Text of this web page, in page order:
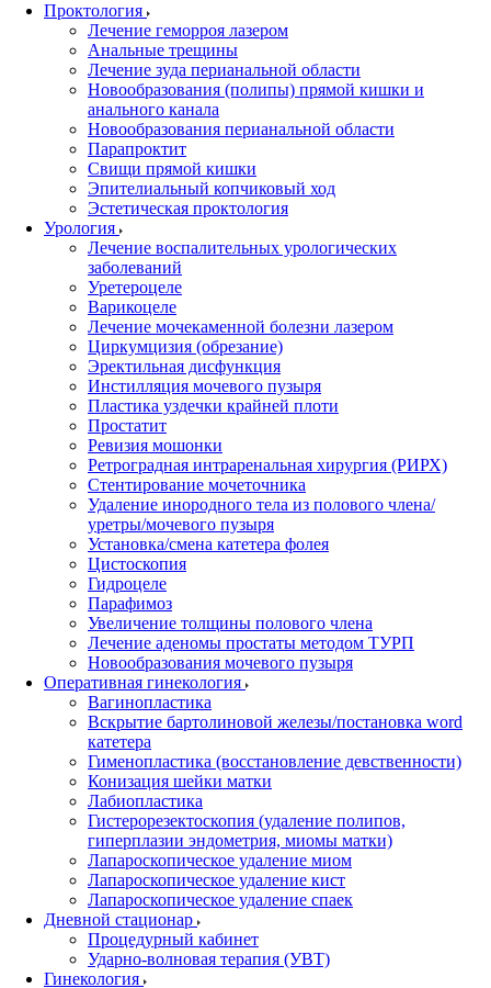
Проктология
Лечение геморроя лазером
Анальные трещины
Лечение зуда перианальной области
Новообразования (полипы) прямой кишки и
анального канала
Новообразования перианальной области
Парапроктит
Свищи прямой кишки
Эпителиальный копчиковый ход
Эстетическая проктология
Урология
Лечение воспалительных урологических
заболеваний
Уретероцеле
Варикоцеле
Лечение мочекаменной болезни лазером
Циркумцизия (обрезание)
Эректильная дисфункция
Инстилляция мочевого пузыря
Пластика уздечки крайней плоти
Простатит
Ревизия мошонки
Ретроградная интраренальная хирургия (РИРХ)
Стентирование мочеточника
Удаление инородного тела из полового члена/
уретры/мочевого пузыря
Установка/смена катетера фолея
Цистоскопия
Гидроцеле
Парафимоз
Увеличение толщины полового члена
Лечение аденомы простаты методом ТУРП
Новообразования мочевого пузыря
Оперативная гинекология
Вагинопластика
Вскрытие бартолиновой железы/постановка word
катетера
Гименопластика (восстановление девственности)
Конизация шейки матки
Лабиопластика
Гистерорезектоскопия (удаление полипов,
гиперплазии эндометрия, миомы матки)
Лапароскопическое удаление миом
Лапароскопическое удаление кист
Лапароскопическое удаление спаек
Дневной стационар
Процедурный кабинет
Ударно-волновая терапия (УВТ)
Гинекология